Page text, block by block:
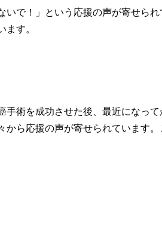
いで！」という応援の声が寄せら
ます。
手術を成功させた後、最近になっ
ら応援の声が寄せられています。